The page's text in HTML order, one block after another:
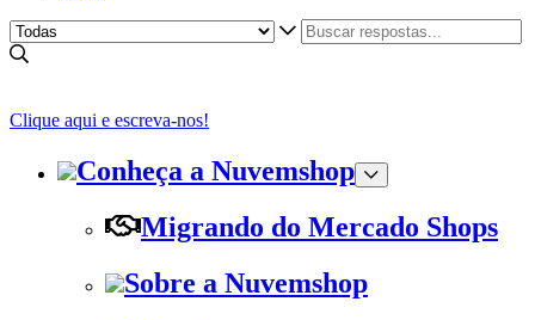
Clique aqui e escreva-nos!
Conheça a Nuvemshop
Migrando do Mercado Shops
Sobre a Nuvemshop